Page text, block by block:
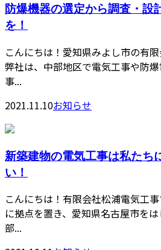
防爆機器の選定から調査・設
を！
こんにちは！愛知県みよし市の有限
弊社は、中部地区で電気工事や防
事...
2021.11.10お知らせ
新築建物の電気工事は私たち
い！
こんにちは！有限会社松浦電気工
に拠点を置き、愛知県名古屋市を
部...